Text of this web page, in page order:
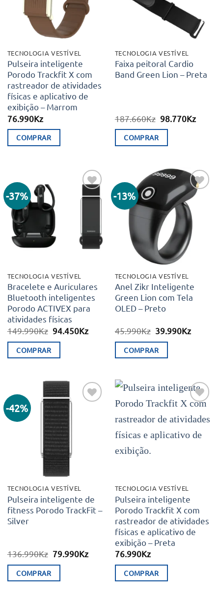
TECNOLOGIA VESTÍVEL
Pulseira inteligente
Porodo Trackfit X com
rastreador de atividades
físicas e aplicativo de
exibição – Marrom
76.990Kz
COMPRAR
TECNOLOGIA VESTÍVEL
Faixa peitoral Cardio
Band Green Lion – Preta
187.660Kz O
era:
98.770KzO
COMPRAR
-37%
Adicionar
TECNOLOGIA VESTÍVEL
Bracelete e Auriculares
Bluetooth inteligentes
Porodo ACTIVEX para
atividades físicas
149.990Kz O
era:
94.450KzO
COMPRAR
-13%
Adicionar
aos meus
desejos
TECNOLOGIA VESTÍVEL
Anel Zikr Inteligente
Green Lion com Tela
OLED – Preto
45.990Kz O
original
era:
39.990KzO
COMPRAR
-42%
TECNOLOGIA VESTÍVEL
Pulseira inteligente de
fitness Porodo TrackFit –
Silver
136.990Kz O
era:
79.990KzO
COMPRAR
aos meus
TECNOLOGIA VESTÍVEL
Pulseira inteligente
Porodo Trackfit X com
rastreador de atividades
físicas e aplicativo de
exibição – Preta
76.990Kz
COMPRAR